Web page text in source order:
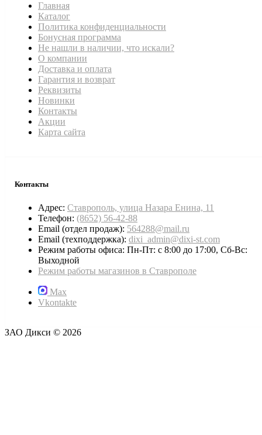
Главная
Каталог
Политика конфиденциальности
Бонусная программа
Не нашли в наличии, что искали?
О компании
Доставка и оплата
Гарантия и возврат
Реквизиты
Новинки
Контакты
Акции
Карта сайта
Контакты
Адрес: Ставрополь, улица Назара Енина, 11
Телефон: (8652) 56-42-88
Email (отдел продаж): 564288@mail.ru
Email (техподдержка): dixi_admin@dixi-st.com
Режим работы офиса: Пн-Пт: с 8:00 до 17:00, Сб-Вс:
Выходной
Режим работы магазинов в Ставрополе
Max
Vkontakte
ЗАО Дикси © 2026